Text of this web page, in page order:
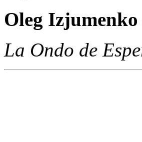
Oleg Izjumenko
La Ondo de